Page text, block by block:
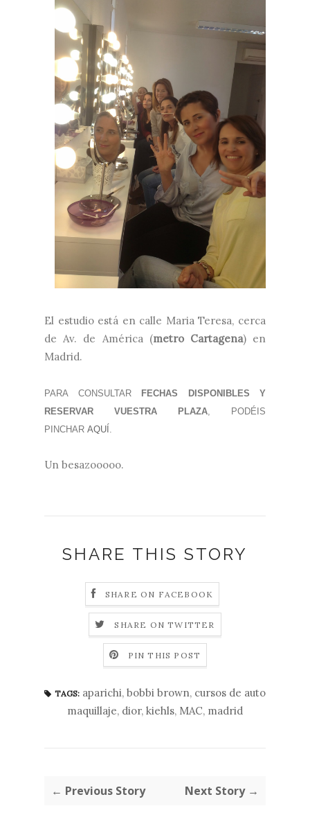
El estudio está en calle Maria Teresa, cerca
de Av. de América (metro Cartagena) en
Madrid.
PARA CONSULTARFECHAS DISPONIBLES Y
RESERVAR VUESTRA PLAZA , PODÉIS
PINCHAR AQUÍ
Un besazooooo.
SHARE THIS STORY
SHARE ON FACEBOOK
SHARE ON TWITTER
PIN THIS POST
TAGS: aparichi, bobbi brown, cursos de auto
maquillaje, dior, kiehls, MAC, madrid
← Previous Story Next Story →